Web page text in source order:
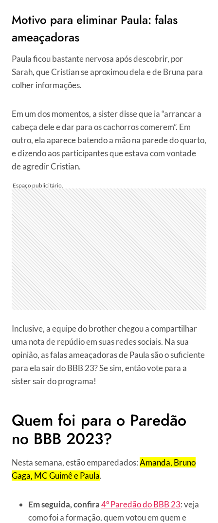
Motivo para eliminar Paula: falas
ameaçadoras
Paula ficou bastante nervosa após descobrir, por
Sarah, que Cristian se aproximou dela e de Bruna para
colher informações.
Em um dos momentos, a sister disse que ia “arrancar a
cabeça dele e dar para os cachorros comerem”. Em
outro, ela aparece batendo a mão na parede do quarto,
e dizendo aos participantes que estava com vontade
de agredir Cristian.
Inclusive, a equipe do brother chegou a compartilhar
uma nota de repúdio em suas redes sociais. Na sua
opinião, as falas ameaçadoras de Paula são o suficiente
para ela sair do BBB 23? Se sim, então vote para a
sister sair do programa!
Quem foi para o Paredão
no BBB 2023?
Nesta semana, estão emparedados:Amanda, Bruno
Gaga, MC Guimê e Paula.
Em seguida, confira4º Paredão do BBB 23: veja
como foi a formação, quem votou em quem e